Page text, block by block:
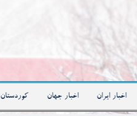
اخبار ایران اخبار جهان کوردستان